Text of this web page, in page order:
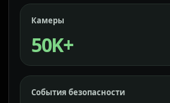
Камеры
50K+
События безопасности